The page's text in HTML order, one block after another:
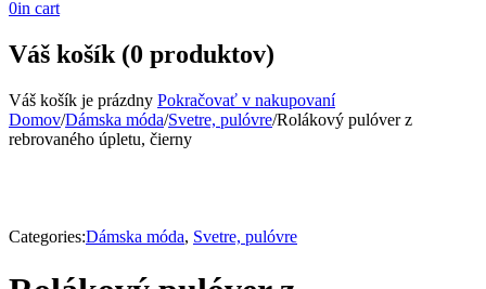
0in cart
Váš košík (0 produktov)
Váš košík je prázdny Pokračovať v nakupovaní
Domov/Dámska móda/Svetre, pulóvre/Rolákový pulóver z
rebrovaného úpletu, čierny
Categories:Dámska móda, Svetre, pulóvre